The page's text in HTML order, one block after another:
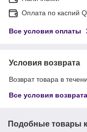
Оплата по каспий
Все условия оплаты
Условия возврата
Возврат товара в
Все условия возврата
Подобные товары